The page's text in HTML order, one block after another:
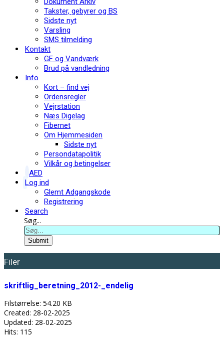
Takster, gebyrer og BS
Sidste nyt
Varsling
SMS tilmelding
Kontakt
GF og Vandværk
Brud på vandledning
Info
Kort – find vej
Ordensregler
Vejrstation
Næs Digelag
Fibernet
Om Hjemmesiden
Sidste nyt
Persondatapolitik
Vilkår og betingelser
AED
Log ind
Glemt Adgangskode
Registrering
Search
Søg...
Submit
Filer
skriftlig_beretning_2012-_endelig
Filstørrelse: 54.20 KB
Created: 28-02-2025
Updated: 28-02-2025
Hits: 115